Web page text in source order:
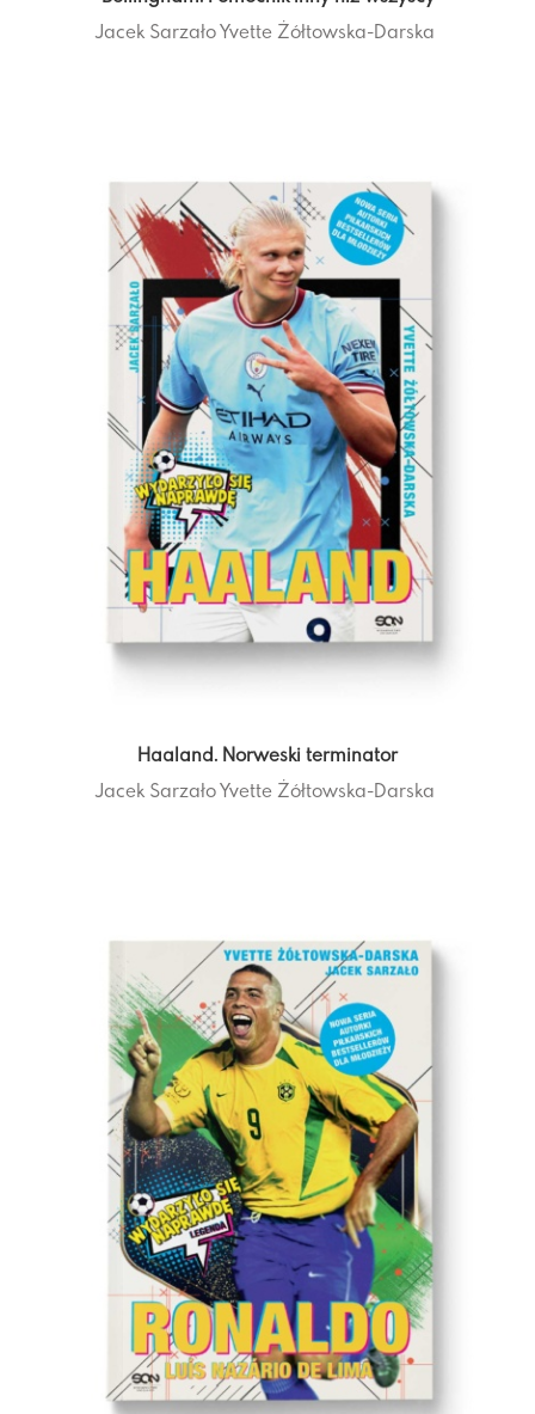
Jacek SarzałoYvette Żółtowska-Darska
Haaland. Norweski terminator
Jacek SarzałoYvette Żółtowska-Darska